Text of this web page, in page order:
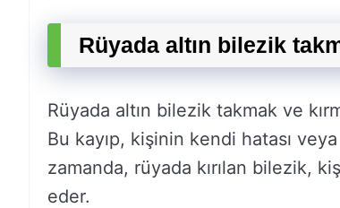
Rüyada altın bilezik
Rüyada altın bilezik takmak ve
Bu kayıp, kişinin kendi hatası
zamanda, rüyada kırılan bilezik,
eder.